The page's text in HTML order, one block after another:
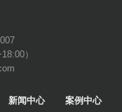
）
新闻中心 案例中心